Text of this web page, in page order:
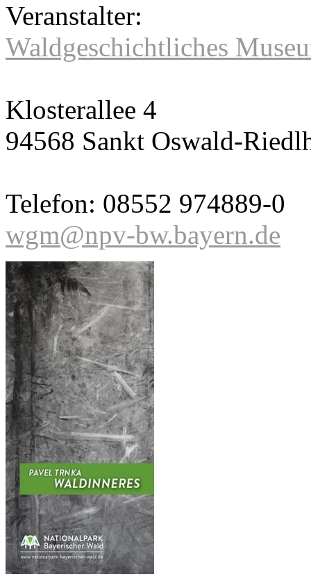
Veranstalter:
Waldgeschichtliches
Klosterallee 4
94568 Sankt Oswald-
Telefon: 08552 974889-0
wgm@npv-bw.bayern.de